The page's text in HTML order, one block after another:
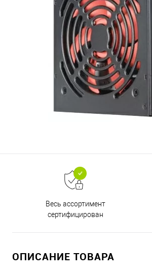
Весь ассортимент
сертифицирован
ОПИСАНИЕ ТОВАРА